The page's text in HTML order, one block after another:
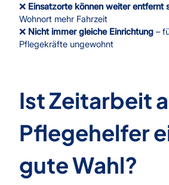
❌ Einsatzorte können weiter entfernt
Wohnort mehr Fahrzeit
❌ Nicht immer gleiche Einrichtung –
Pflegekräfte ungewohnt
Ist Zeitarbeit
Pflegehelfer
gute Wahl?